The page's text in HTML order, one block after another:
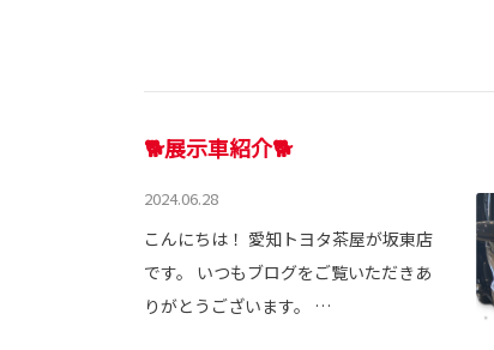
🐕展示車紹介🐕
2024.06.28
こんにちは！ 愛知トヨタ茶屋が坂東店
です。 いつもブログをご覧いただきあ
りがとうございます。 …